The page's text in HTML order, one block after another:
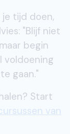
tijd doen,
"Blijf niet
begin
voldoening
gaan."
Start
van